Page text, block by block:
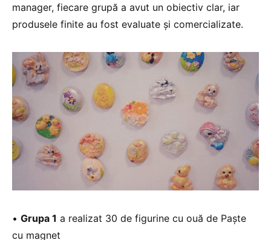
manager, fiecare grupă a avut un obiectiv clar, iar
produsele finite au fost evaluate și comercializate.
• Grupa 1 a realizat 30 de figurine cu ouă de Paște
cu magnet